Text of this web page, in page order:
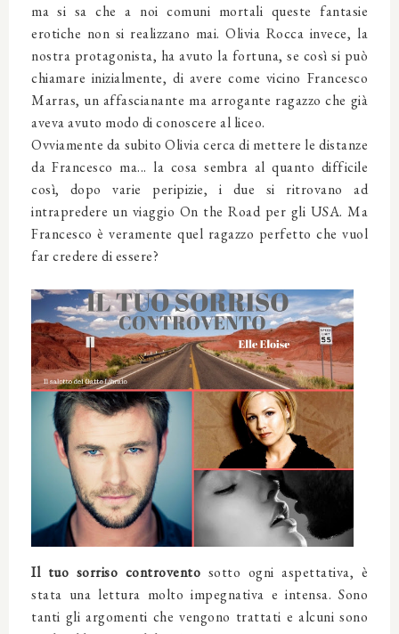
ma si sa che a noi comuni mortali queste fantasie
erotiche non si realizzano mai. Olivia Rocca invece, la
nostra protagonista, ha avuto la fortuna, se così si può
chiamare inizialmente, di avere come vicino Francesco
Marras, un affascianante ma arrogante ragazzo che già
aveva avuto modo di conoscere al liceo.
Ovviamente da subito Olivia cerca di mettere le distanze
da Francesco ma... la cosa sembra al quanto difficile
così, dopo varie peripizie, i due si ritrovano ad
intrapredere un viaggio On the Road per gli USA. Ma
Francesco è veramente quel ragazzo perfetto che vuol
far credere di essere?
Il tuo sorriso controvento sotto ogni aspettativa, è
stata una lettura molto impegnativa e intensa. Sono
tanti gli argomenti che vengono trattati e alcuni sono